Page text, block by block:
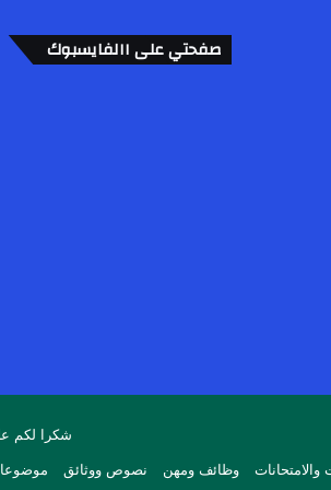
صفحتي على االفايسبوك
شكرا لكم
والامتحانات وظائف ومهن نصوص ووثائق